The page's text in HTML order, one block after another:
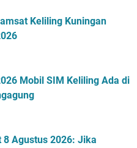
Keliling Kuningan
Mobil SIM Keliling Ada di
8 Agustus 2026: Jika